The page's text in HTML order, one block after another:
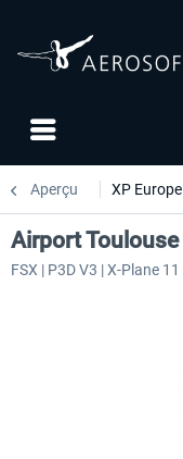
Aperçu XP Europe
Airport Toulouse
FSX | P3D V3 | X-Plane 11